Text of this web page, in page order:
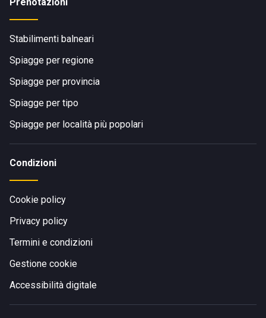
Stabilimenti balneari
Spiagge per regione
Spiagge per provincia
Spiagge per tipo
Spiagge per località più popolari
Condizioni
Cookie policy
Privacy policy
Termini e condizioni
Gestione cookie
Accessibilità digitale